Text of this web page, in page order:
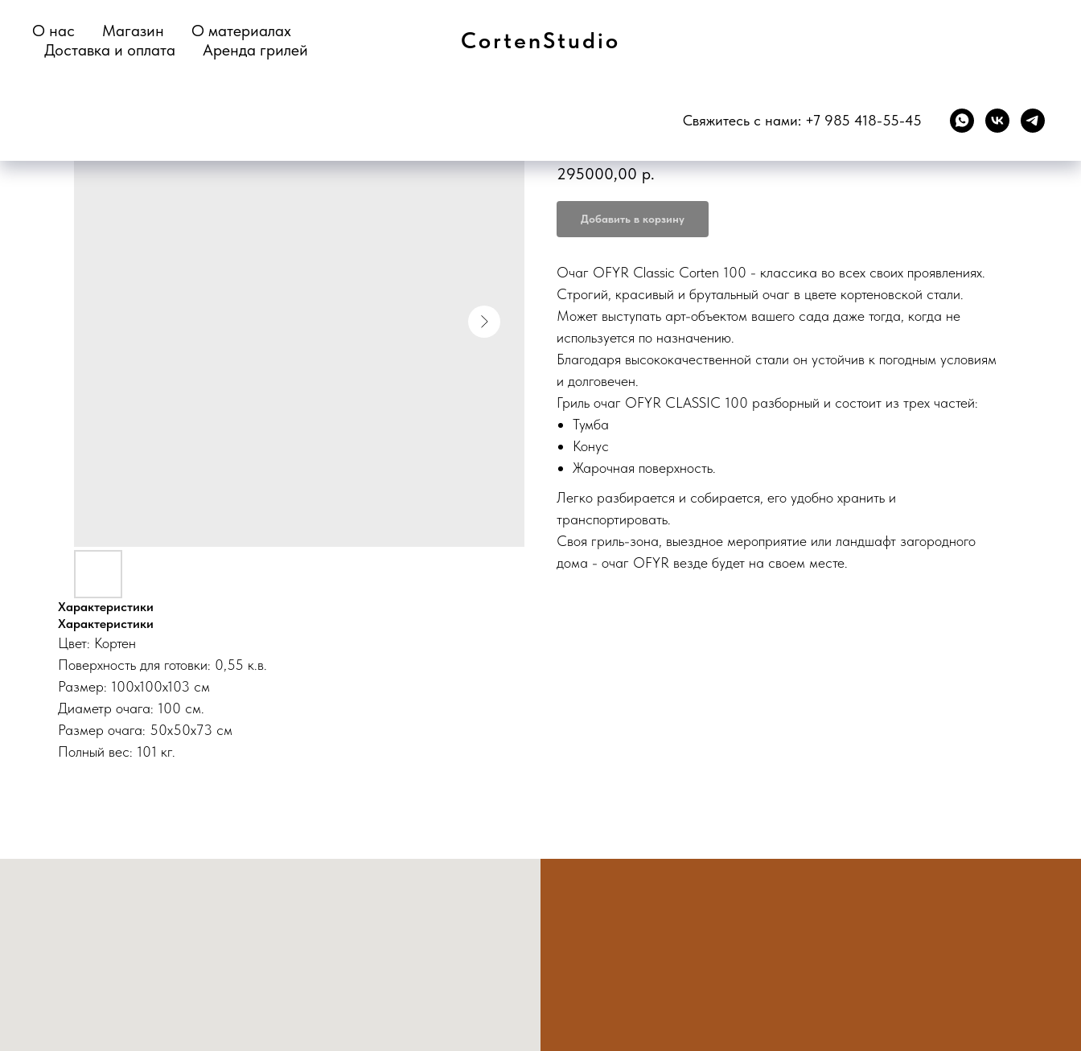
CortenStudio
О нас Магазин
О материалах
Доставка и оплата
Аренда грилей
Свяжитесь с нами: +7 985 418-55-45
Очаг гриль OFYR CLASSIC 100
295000,00 р.
Добавить в корзину
Очаг OFYR Classic Corten 100 - классика во всех своих проявлениях.
Строгий, красивый и брутальный очаг в цвете кортеновской стали.
Может выступать арт-объектом вашего сада даже тогда, когда не
используется по назначению.
Благодаря высококачественной стали он устойчив к погодным условиям
и долговечен.
Гриль очаг OFYR CLASSIC 100 разборный и состоит из трех частей:
Тумба
Конус
Жарочная поверхность.
Легко разбирается и собирается, его удобно хранить и
транспортировать.
Своя гриль-зона, выездное мероприятие или ландшафт загородного
дома - очаг OFYR везде будет на своем месте.
Характеристики
Характеристики
Цвет: Кортен
Поверхность для готовки: 0,55 к.в.
Размер: 100x100x103 см
Диаметр очага: 100 см.
Размер очага: 50x50x73 см
Полный вес: 101 кг.